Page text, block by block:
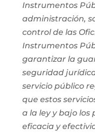
Instrumentos
administración,
control de las
Instrumentos
garantizar la
seguridad
servicio público
que estos
a la ley y bajo los
eficacia y